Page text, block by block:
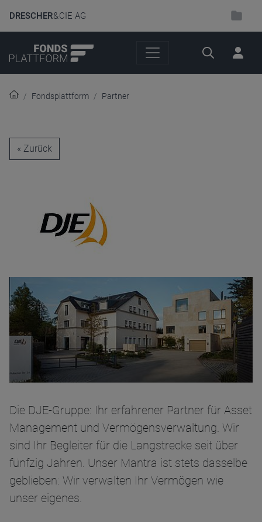
DRESCHER& CIE AG
Suche
Fondsplattform Partner
« Zurück
Die DJE-Gruppe: Ihr erfahrener Partner für Asset
Management und Vermögensverwaltung. Wir
sind Ihr Begleiter für die Langstrecke seit über
fünfzig Jahren. Unser Mantra ist stets dasselbe
geblieben: Wir verwalten Ihr Vermögen wie
unser eigenes.